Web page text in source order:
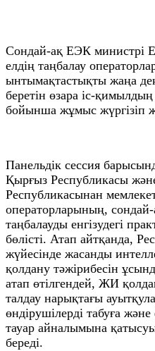
Сондай-ақ ЕЭК министрі
елдің таңбалау
ынтымақтастықты жаңа
беретін өзара іс-
бойынша жұмыс жүргізіп
Панельдік сессия
Қырғыз Республикасы
Республикасынан
операторларының,
таңбалауды енгізудегі
бөлісті. Атап айтқанда,
жүйесінде жасанды
қолдану тәжірибесін
атап өтілгендей, ЖИ
талдау нарықтағы
өндірушілерді табуға
тауар айналымына
береді.